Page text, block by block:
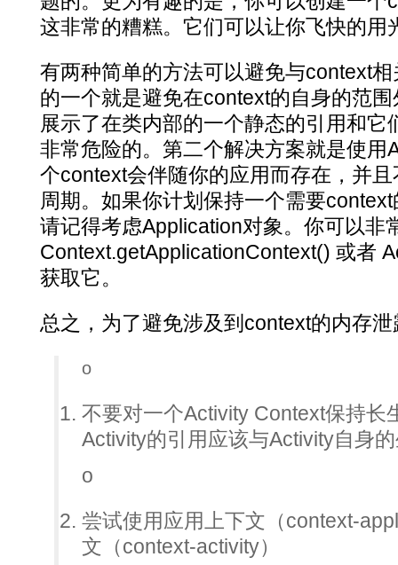
这非常的糟糕。它们可以让你飞快的用
有两种简单的方法可以避免与context
的一个就是避免在context的自身的范
展示了在类内部的一个静态的引用和它
非常危险的。第二个解决方案就是使用
个context会伴随你的应用而存在，并
周期。如果你计划保持一个需要
请记得考虑Application对象。你可以非
Context.getApplicationContext() 或者
获取它。
总之，为了避免涉及到context的内存
o
不要对一个Activity Context保持长
Activity的引用应该与Activity自身
o
尝试使用应用上下文（context-
文（context-activity）